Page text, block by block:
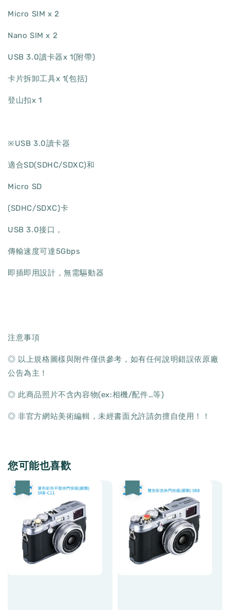
Micro SIM x 2
Nano SIM x 2
USB 3.0讀卡器x 1(附帶)
卡片拆卸工具x 1(包括)
登山扣x 1
※USB 3.0讀卡器
適合SD(SDHC/SDXC)和
Micro SD
(SDHC/SDXC)卡
USB 3.0接口，
傳輸速度可達5Gbps
即插即用設計，無需驅動器
注意事項
◎ 以上規格圖樣與附件僅供參考，如有任何說明錯誤依原廠
公告為主！
◎ 此商品照片不含內容物(ex:相機/配件…等)
◎ 非官方網站美術編輯，未經書面允許請勿擅自使用！！
您可能也喜歡